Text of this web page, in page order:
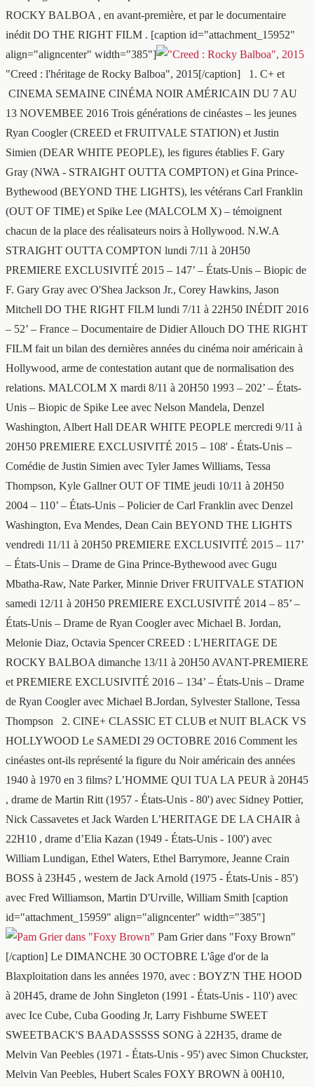
ROCKY BALBOA , en avant-première, et par le documentaire
inédit DO THE RIGHT FILM . [caption id="attachment_15952"
align="aligncenter" width="385"]
"Creed : l'héritage de Rocky Balboa", 2015[/caption] 1. C+ et
CINEMA SEMAINE CINÉMA NOIR AMÉRICAIN DU 7 AU
13 NOVEMBEE 2016 Trois générations de cinéastes – les jeunes
Ryan Coogler (CREED et FRUITVALE STATION) et Justin
Simien (DEAR WHITE PEOPLE), les figures établies F. Gary
Gray (NWA - STRAIGHT OUTTA COMPTON) et Gina Prince-
Bythewood (BEYOND THE LIGHTS), les vétérans Carl Franklin
(OUT OF TIME) et Spike Lee (MALCOLM X) – témoignent
chacun de la place des réalisateurs noirs à Hollywood. N.W.A
STRAIGHT OUTTA COMPTON lundi 7/11 à 20H50
PREMIERE EXCLUSIVITÉ 2015 – 147’ – États-Unis – Biopic de
F. Gary Gray avec O'Shea Jackson Jr., Corey Hawkins, Jason
Mitchell DO THE RIGHT FILM lundi 7/11 à 22H50 INÉDIT 2016
– 52’ – France – Documentaire de Didier Allouch DO THE RIGHT
FILM fait un bilan des dernières années du cinéma noir américain à
Hollywood, arme de contestation autant que de normalisation des
relations. MALCOLM X mardi 8/11 à 20H50 1993 – 202’ – États-
Unis – Biopic de Spike Lee avec Nelson Mandela, Denzel
Washington, Albert Hall DEAR WHITE PEOPLE mercredi 9/11 à
20H50 PREMIERE EXCLUSIVITÉ 2015 – 108' - États-Unis –
Comédie de Justin Simien avec Tyler James Williams, Tessa
Thompson, Kyle Gallner OUT OF TIME jeudi 10/11 à 20H50
2004 – 110’ – États-Unis – Policier de Carl Franklin avec Denzel
Washington, Eva Mendes, Dean Cain BEYOND THE LIGHTS
vendredi 11/11 à 20H50 PREMIERE EXCLUSIVITÉ 2015 – 117’
– États-Unis – Drame de Gina Prince-Bythewood avec Gugu
Mbatha-Raw, Nate Parker, Minnie Driver FRUITVALE STATION
samedi 12/11 à 20H50 PREMIERE EXCLUSIVITÉ 2014 – 85’ –
États-Unis – Drame de Ryan Coogler avec Michael B. Jordan,
Melonie Diaz, Octavia Spencer CREED : L'HERITAGE DE
ROCKY BALBOA dimanche 13/11 à 20H50 AVANT-PREMIERE
et PREMIERE EXCLUSIVITÉ 2016 – 134’ – États-Unis – Drame
de Ryan Coogler avec Michael B.Jordan, Sylvester Stallone, Tessa
Thompson 2. CINE+ CLASSIC ET CLUB et NUIT BLACK VS
HOLLYWOOD Le SAMEDI 29 OCTOBRE 2016 Comment les
cinéastes ont-ils représenté la figure du Noir américain des années
1940 à 1970 en 3 films? L’HOMME QUI TUA LA PEUR à 20H45
, drame de Martin Ritt (1957 - États-Unis - 80') avec Sidney Pottier,
Nick Cassavetes et Jack Warden L’HERITAGE DE LA CHAIR à
22H10 , drame d’Elia Kazan (1949 - États-Unis - 100') avec
William Lundigan, Ethel Waters, Ethel Barrymore, Jeanne Crain
BOSS à 23H45 , western de Jack Arnold (1975 - États-Unis - 85')
avec Fred Williamson, Martin D'Urville, William Smith [caption
id="attachment_15959" align="aligncenter" width="385"]
Pam Grier dans "Foxy Brown"
[/caption] Le DIMANCHE 30 OCTOBRE L'âge d'or de la
Blaxploitation dans les années 1970, avec : BOYZ'N THE HOOD
à 20H45, drame de John Singleton (1991 - États-Unis - 110') avec
avec Ice Cube, Cuba Gooding Jr, Larry Fishburne SWEET
SWEETBACK'S BAADASSSSS SONG à 22H35, drame de
Melvin Van Peebles (1971 - États-Unis - 95') avec Simon Chuckster,
Melvin Van Peebles, Hubert Scales FOXY BROWN à 00H10,